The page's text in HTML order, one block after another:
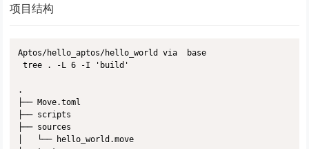
项目结构
Aptos/hello_aptos/hello_world via  base
tree . -L 6 -I 'build'
.
├── Move.toml
├── scripts
├── sources
│   └── hello_world.move